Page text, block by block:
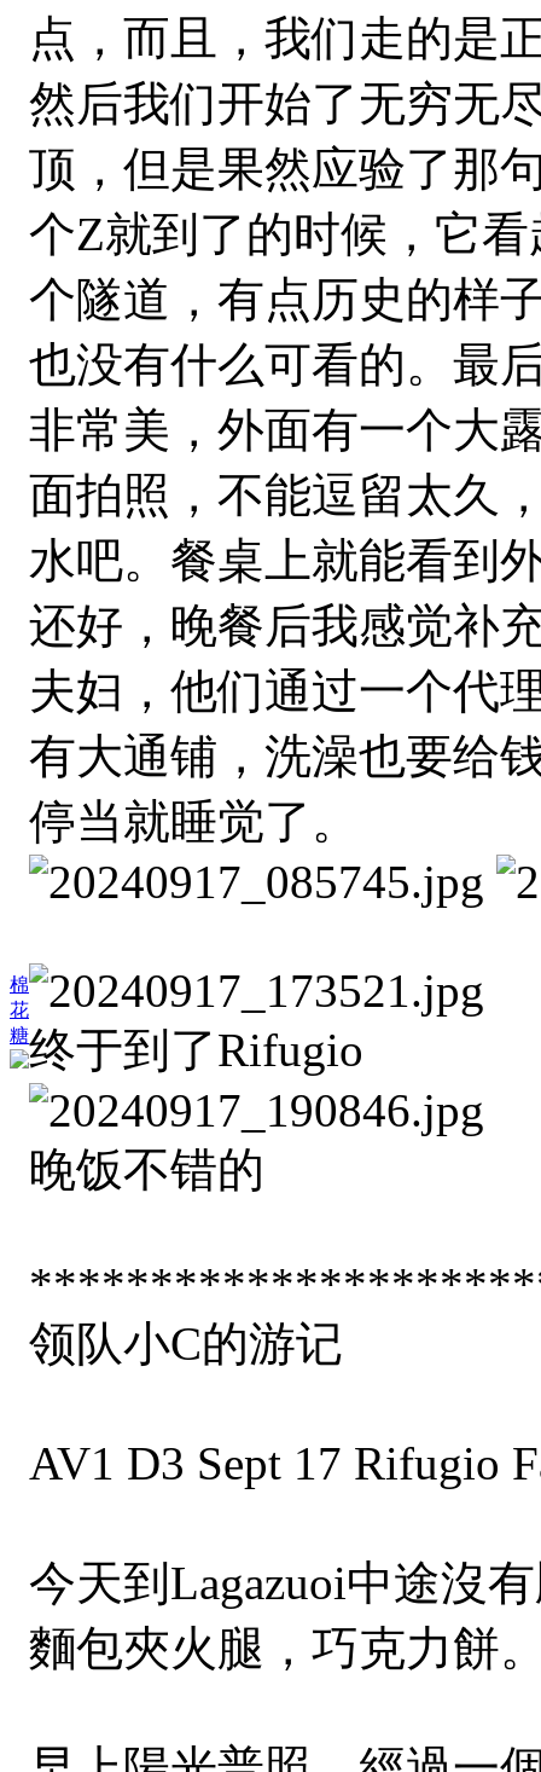
棉
花
糖
点，而且，我们走的是
然后我们开始了无穷无
顶，但是果然应验了那
个Z就到了的时候，它
个隧道，有点历史的样
也没有什么可看的。最
非常美，外面有一个大
面拍照，不能逗留太久
水吧。餐桌上就能看到
还好，晚餐后我感觉补
夫妇，他们通过一个代
有大通铺，洗澡也要给
停当就睡觉了。
终于到了Rifugio
晚饭不错的
领队小C的游记
AV1 D3 Sept 17 Rifugio
今天到Lagazuoi中途沒
麵包夾火腿，巧克力餅